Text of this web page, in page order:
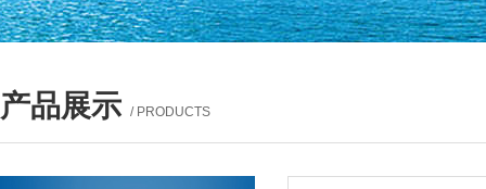
产品展示 / PRODUCTS